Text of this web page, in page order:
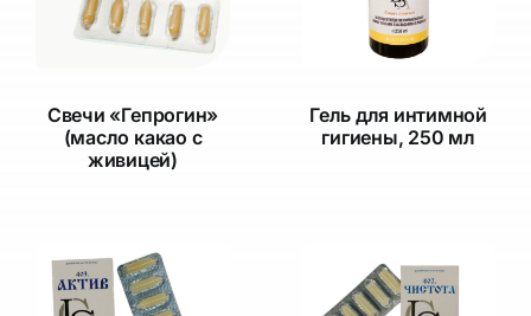
Свечи «Гепрогин»
(масло какао с
живицей)
Гель для интимной
гигиены, 250 мл